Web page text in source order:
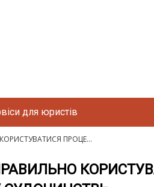
для юристів
ПРОЦЕ...
ПРАВИЛЬНО